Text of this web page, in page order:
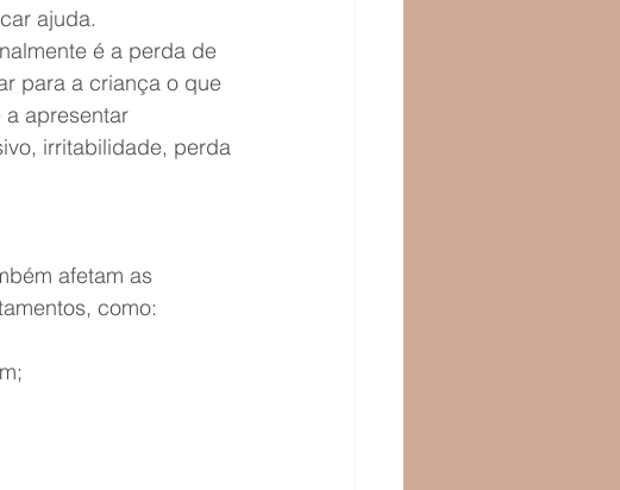
ajuda.
é a perda de
para a criança o que
apresentar
irritabilidade, perda
afetam as
como: